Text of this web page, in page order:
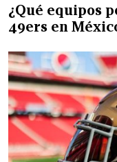
¿Qué equipos
49ers en